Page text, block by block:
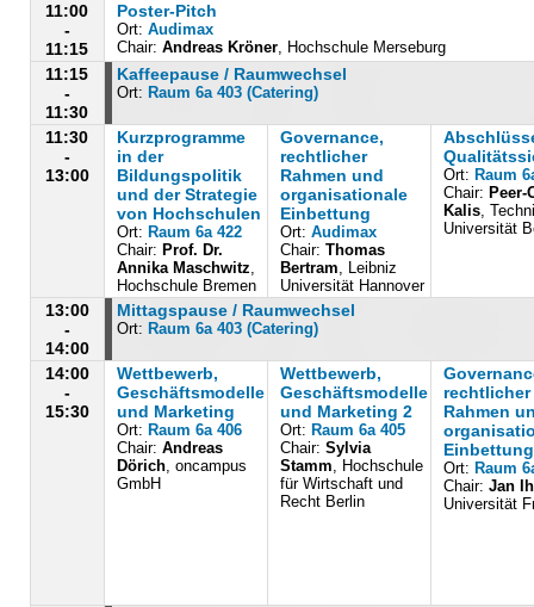
11:00
-
11:15
Poster-Pitch
Ort: Audimax
Chair: Andreas Kröner, Hochschule Merseburg
11:15
-
11:30
Kaffeepause / Raumwechsel
Ort: Raum 6a 403 (Catering)
11:30
-
13:00
Kurzprogramme
in der
Bildungspolitik
und der Strategie
von Hochschulen
Ort: Raum 6a 422
Chair: Prof. Dr.
Annika Maschwitz,
Hochschule Bremen
Governance,
rechtlicher
Rahmen und
organisationale
Einbettung
Ort: Audimax
Chair: Thomas
Bertram, Leibniz
Universität Hannover
Ort: Raum
Chair: Peer-
Kalis,
Universität
13:00
-
14:00
Mittagspause / Raumwechsel
Ort: Raum 6a 403 (Catering)
14:00
-
15:30
Wettbewerb,
Geschäftsmodelle
und Marketing
Ort: Raum 6a 406
Chair: Andreas
Dörich, oncampus
GmbH
Wettbewerb,
Geschäftsmodelle
und Marketing 2
Ort: Raum 6a 405
Chair: Sylvia
Stamm, Hochschule
für Wirtschaft und
Recht Berlin
rechtlicher
Rahmen
Einbettung
Ort: Raum
Chair: Jan
Universität